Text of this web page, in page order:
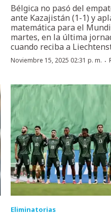
Bélgica no pasó del
ante Kazajistán (1-1) y
matemática para el
martes, en la última
cuando reciba a
Noviembre 15, 2025 02:31 p. m. ·
Eliminatorias